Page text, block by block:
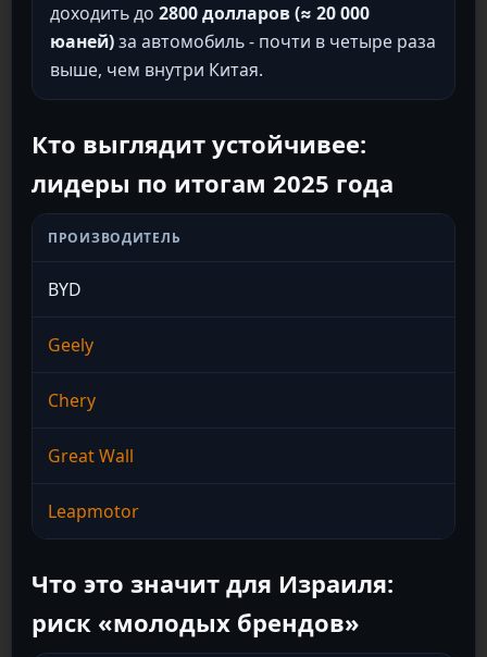
доходить до 2800 долларов (≈ 20 000
юаней)за автомобиль - почти в четыре раза
выше, чем внутри Китая.
Кто выглядит устойчивее:
лидеры по итогам 2025 года
ПРОИЗВОДИТЕЛЬ
BYD
Geely
Chery
Great Wall
Leapmotor
Что это значит для Израиля:
риск «молодых брендов»